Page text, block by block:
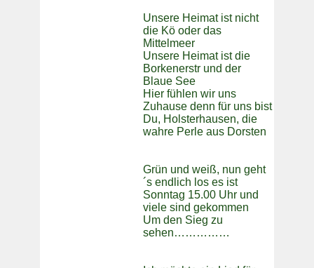
Unsere Heimat ist nicht
die Kö oder das
Mittelmeer
Unsere Heimat ist die
Borkenerstr und der
Blaue See
Hier fühlen wir uns
Zuhause denn für uns bist
Du, Holsterhausen, die
wahre Perle aus Dorsten
Grün und weiß, nun geht
´s endlich los es ist
Sonntag 15.00 Uhr und
viele sind gekommen
Um den Sieg zu
sehen……………